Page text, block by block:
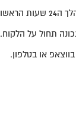
ההזמנה.
תחול על הלקוח.
או בטלפון.